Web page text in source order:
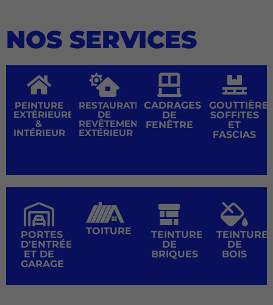
NOS SERVICES
PEINTURE
EXTÉRIEURE
&
INTÉRIEUR
RESTAURATION
DE
REVÊTEMENT
EXTÉRIEUR
CADRAGES
DE
FENÊTRE
SOFFITES
ET
FASCIAS
PORTES
D'ENTRÉE
ET DE
GARAGE
TOITURE
TEINTURE
DE
BRIQUES
TEINTURE
DE
BOIS